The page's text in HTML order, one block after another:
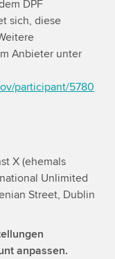
DPF
sich, diese
Anbieter unter
participant/5780
X (ehemals
Unlimited
Street, Dublin
anpassen.